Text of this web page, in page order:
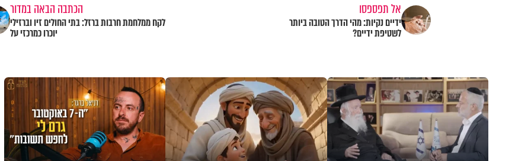
אל תפספסו
ידיים נקיות: מהי הדרך הטובה ביותר
לשטיפת ידיים?
הכתבה הבאה במדור
לקח ממלחמת חרבות ברזל: בתי החולים זיו וברזילי
יוכרו כמרכזי על